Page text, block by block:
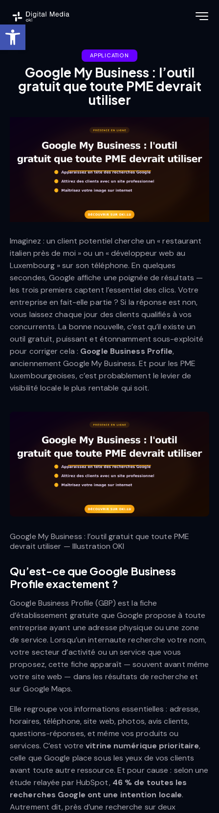
Ouvrir la barre d’outils
APPLICATION
Google My Business : l’outil
gratuit que toute PME devrait
utiliser
Imaginez : un client potentiel cherche un « restaurant
italien près de moi » ou un « développeur web au
Luxembourg » sur son téléphone. En quelques
secondes, Google affiche une poignée de résultats —
les trois premiers captent l’essentiel des clics. Votre
entreprise en fait-elle partie ? Si la réponse est non,
vous laissez chaque jour des clients qualifiés à vos
concurrents. La bonne nouvelle, c’est qu’il existe un
outil gratuit, puissant et étonnamment sous-exploité
pour corriger cela : Google Business Profile,
anciennement Google My Business. Et pour les PME
luxembourgeoises, c’est probablement le levier de
visibilité locale le plus rentable qui soit.
Google My Business : l’outil gratuit que toute PME
devrait utiliser — Illustration OKI
Qu’est-ce que Google Business
Profile exactement ?
Google Business Profile (GBP) est la fiche
d’établissement gratuite que Google propose à toute
entreprise ayant une adresse physique ou une zone
de service. Lorsqu’un internaute recherche votre nom,
votre secteur d’activité ou un service que vous
proposez, cette fiche apparaît — souvent avant même
votre site web — dans les résultats de recherche et
sur Google Maps.
Elle regroupe vos informations essentielles : adresse,
horaires, téléphone, site web, photos, avis clients,
questions-réponses, et même vos produits ou
services. C’est votrevitrine numérique prioritaire,
celle que Google place sous les yeux de vos clients
avant toute autre ressource. Et pour cause : selon une
étude relayée par HubSpot, 46 % de toutes les
recherches Google ont une intention locale.
Autrement dit, près d’une recherche sur deux